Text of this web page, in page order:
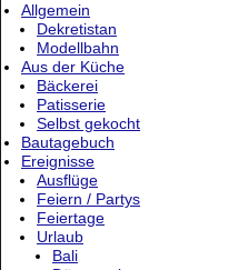
Allgemein
Dekretistan
Modellbahn
Aus der Küche
Bäckerei
Patisserie
Selbst gekocht
Bautagebuch
Ereignisse
Ausflüge
Feiern / Partys
Feiertage
Urlaub
Bali